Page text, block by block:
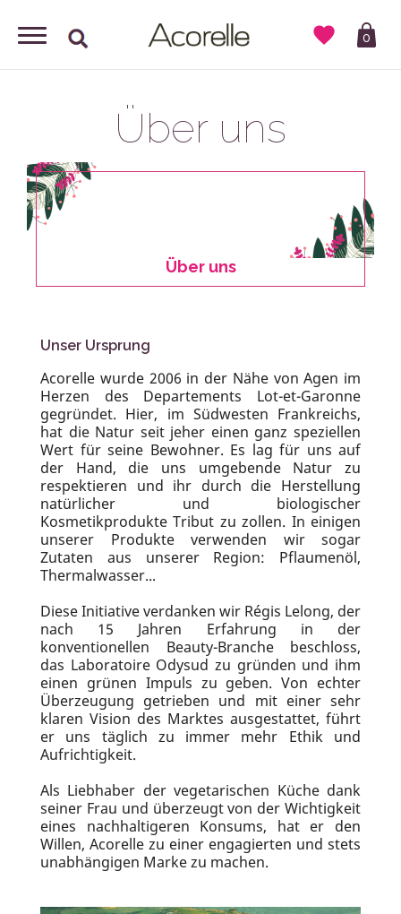
0

Über uns
Über uns
Unser Ursprung
Acorelle wurde 2006 in der Nähe von Agen im
Herzen des Departements Lot-et-Garonne
gegründet. Hier, im Südwesten Frankreichs,
hat die Natur seit jeher einen ganz speziellen
Wert für seine Bewohner. Es lag für uns auf
der Hand, die uns umgebende Natur zu
respektieren und ihr durch die Herstellung
natürlicher und biologischer
Kosmetikprodukte Tribut zu zollen. In einigen
unserer Produkte verwenden wir sogar
Zutaten aus unserer Region: Pflaumenöl,
Thermalwasser...
Diese Initiative verdanken wir Régis Lelong, der
nach 15 Jahren Erfahrung in der
konventionellen Beauty-Branche beschloss,
das Laboratoire Odysud zu gründen und ihm
einen grünen Impuls zu geben. Von echter
Überzeugung getrieben und mit einer sehr
klaren Vision des Marktes ausgestattet, führt
er uns täglich zu immer mehr Ethik und
Aufrichtigkeit.
Als Liebhaber der vegetarischen Küche dank
seiner Frau und überzeugt von der Wichtigkeit
eines nachhaltigeren Konsums, hat er den
Willen, Acorelle zu einer engagierten und stets
unabhängigen Marke zu machen.